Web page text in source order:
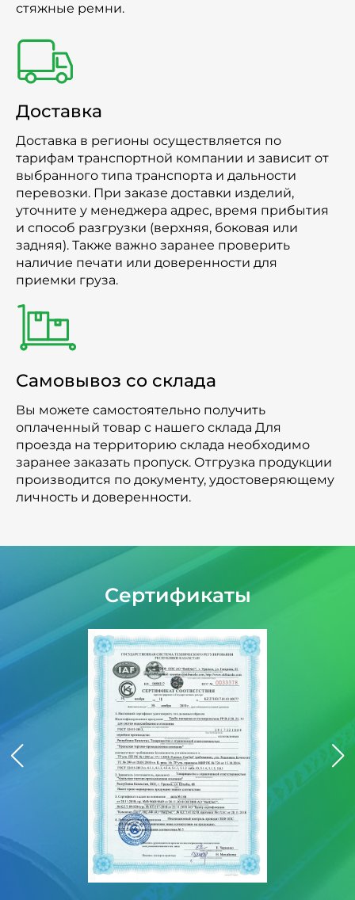
стяжные ремни.
Доставка
Доставка в регионы осуществляется по
тарифам транспортной компании и зависит от
выбранного типа транспорта и дальности
перевозки. При заказе доставки изделий,
уточните у менеджера адрес, время прибытия
и способ разгрузки (верхняя, боковая или
задняя). Также важно заранее проверить
наличие печати или доверенности для
приемки груза.
Самовывоз со склада
Вы можете самостоятельно получить
оплаченный товар с нашего склада Для
проезда на территорию склада необходимо
заранее заказать пропуск. Отгрузка продукции
производится по документу, удостоверяющему
личность и доверенности.
Сертификаты